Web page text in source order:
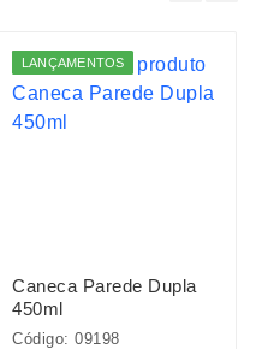
LANÇAMENTOS
Caneca Parede Dupla
450ml
Código: 09198